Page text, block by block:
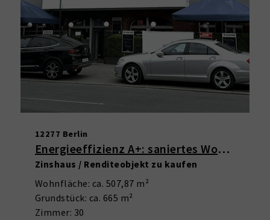
12277 Berlin
Energieeffizienz A+: saniertes Wohn- und Geschäftshaus in Marienfelde
Zinshaus / Renditeobjekt zu kaufen
Wohnfläche: ca. 507,87 m²
Grundstück: ca. 665 m²
Zimmer: 30